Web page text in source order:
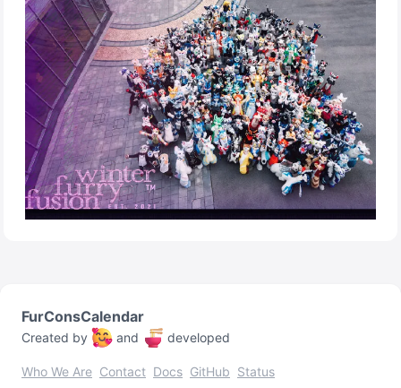
FurConsCalendar
Created by and developed
Who We Are Contact Docs GitHub Status